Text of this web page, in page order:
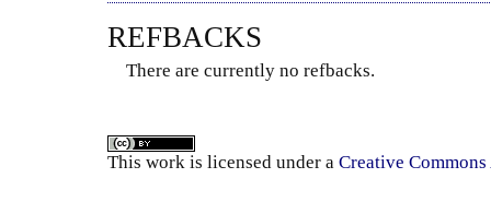
REFBACKS
There are currently no refbacks.
This work is licensed under a Creative